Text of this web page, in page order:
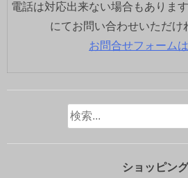
電話は対応出来ない場合もありま
にてお問い合わせいただけ
お問合せフォーム
ショッピング